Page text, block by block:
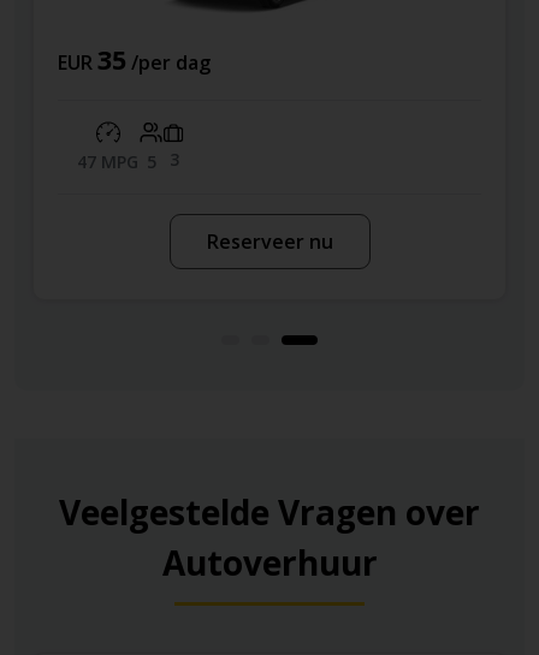
Veelgestelde Vragen over
Autoverhuur